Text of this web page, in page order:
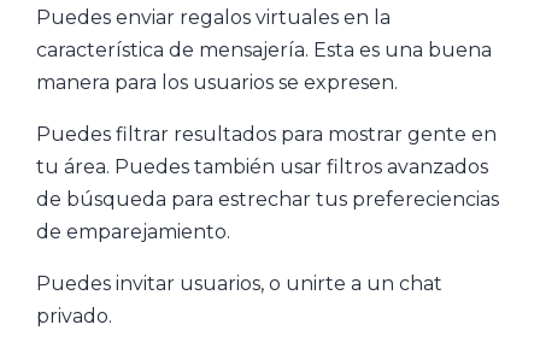
Puedes enviar regalos virtuales en la
característica de mensajería. Esta es una buena
manera para los usuarios se expresen.
Puedes filtrar resultados para mostrar gente en
tu área. Puedes también usar filtros avanzados
de búsqueda para estrechar tus prefereciencias
de emparejamiento.
Puedes invitar usuarios, o unirte a un chat
privado.